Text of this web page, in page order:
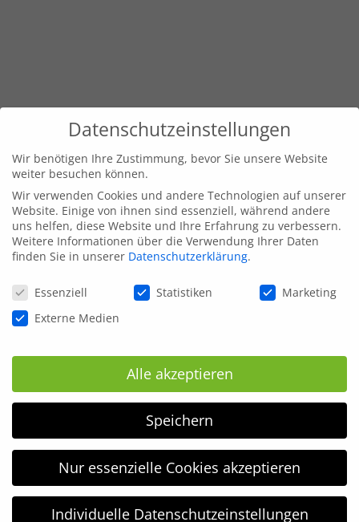
Datenschutzeinstellungen
Wir benötigen Ihre Zustimmung, bevor Sie unsere Website
weiter besuchen können.
Wir verwenden Cookies und andere Technologien auf unserer
Website. Einige von ihnen sind essenziell, während andere
uns helfen, diese Website und Ihre Erfahrung zu verbessern.
Weitere Informationen über die Verwendung Ihrer Daten
finden Sie in unserer Datenschutzerklärung.
Datenschutzeinstellungen
Essenziell Statistiken
Marketing
Externe Medien
Alle akzeptieren
Speichern
Nur essenzielle Cookies akzeptieren
Individuelle Datenschutzeinstellungen